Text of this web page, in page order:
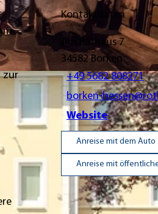
zur
Kontaktdaten
Am Rathaus 7
34582Borken
+49 5682 808271
borken-
Website
Anreise mit dem Auto
Anreise mit